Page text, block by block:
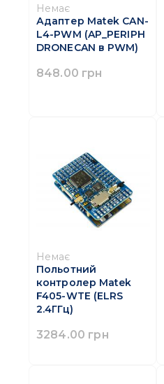
Немає
Адаптер Matek CAN-
L4-PWM (AP_PERIPH
DRONECAN в PWM)
848.00 грн
Немає
Польотний
контролер Matek
F405-WTE (ELRS
2.4ГГц)
3284.00 грн